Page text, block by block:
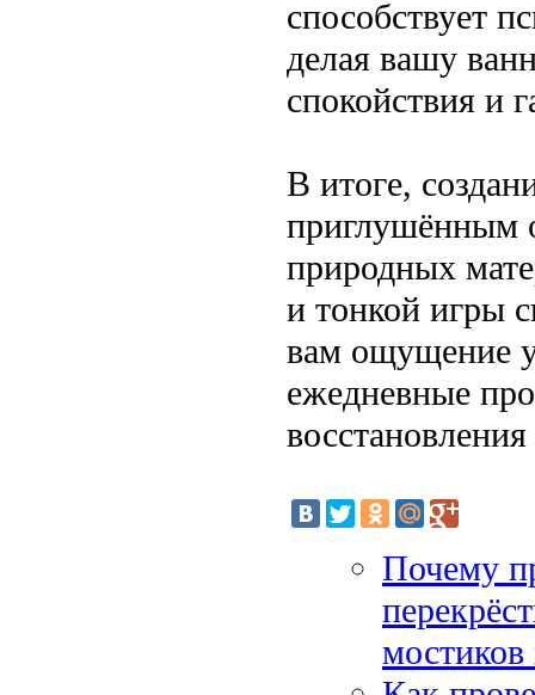
способствует
делая вашу
спокойствия и
В итоге,
приглушённым
природных
и тонкой игры
вам ощущение
ежедневные
Почему
мостиков